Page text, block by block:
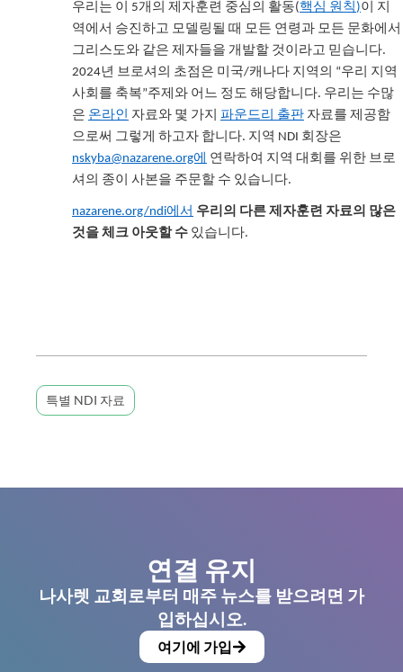
우리는 이 5개의 제자훈련 중심의 활동(핵심 원칙 )이 지
역에서 승진하고 모델링될 때 모든 연령과 모든 문화에서
그리스도와 같은 제자들을 개발할 것이라고 믿습니다.
2024년 브로셔의 초점은 미국/캐나다 지역의 “우리 지역
사회를 축복”주제와 어느 정도 해당합니다. 우리는 수많
은 온라인 자료와 몇 가지 파운드리 출판 자료를 제공함
으로써 그렇게 하고자 합니다. 지역 NDI 회장은
nskyba@nazarene.org에
연락하여 지역 대회를 위한 브로
셔의 종이 사본을 주문할 수 있습니다.
nazarene.org/ndi에서 우리의 다른 제자훈련 자료의 많은
것을 체크 아웃할 수 있습니다.
특별 NDI 자료
연결 유지
나사렛 교회로부터 매주 뉴스를 받으려면 가
입하십시오.
여기에 가입